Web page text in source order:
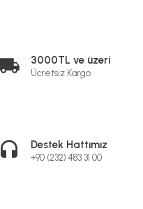
3000TL ve üzeri
Ücretsiz Kargo
Destek Hattımız
+90 (232) 483 31 00